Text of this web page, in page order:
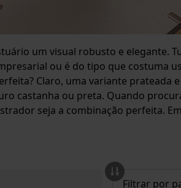
um visual robusto e elegante.
ou é do tipo que costuma
Claro, uma variante
castanha ou preta. Quando
seja a combinação perfeita.